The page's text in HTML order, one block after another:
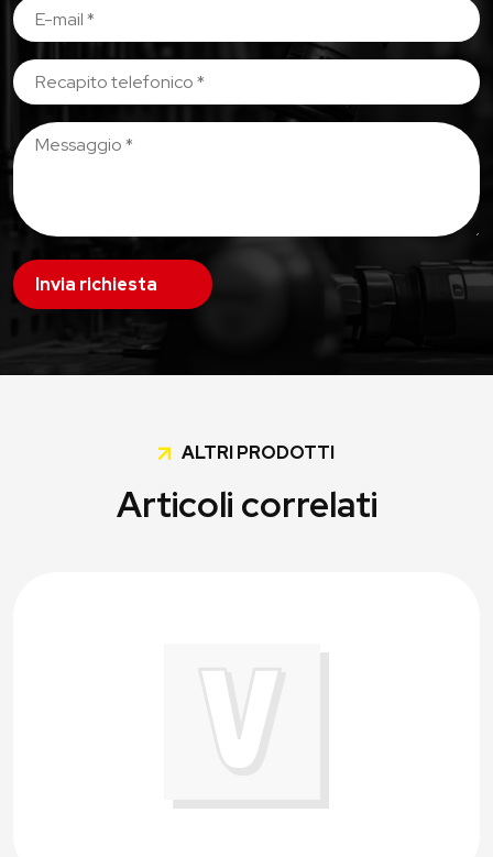
Invia richiesta
ALTRI PRODOTTI
Articoli correlati